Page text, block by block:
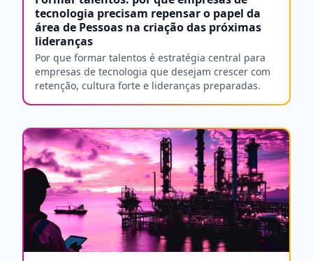
tecnologia precisam repensar o papel da
área de Pessoas na criação das próximas
lideranças
Por que formar talentos é estratégia central para
empresas de tecnologia que desejam crescer com
retenção, cultura forte e lideranças preparadas.